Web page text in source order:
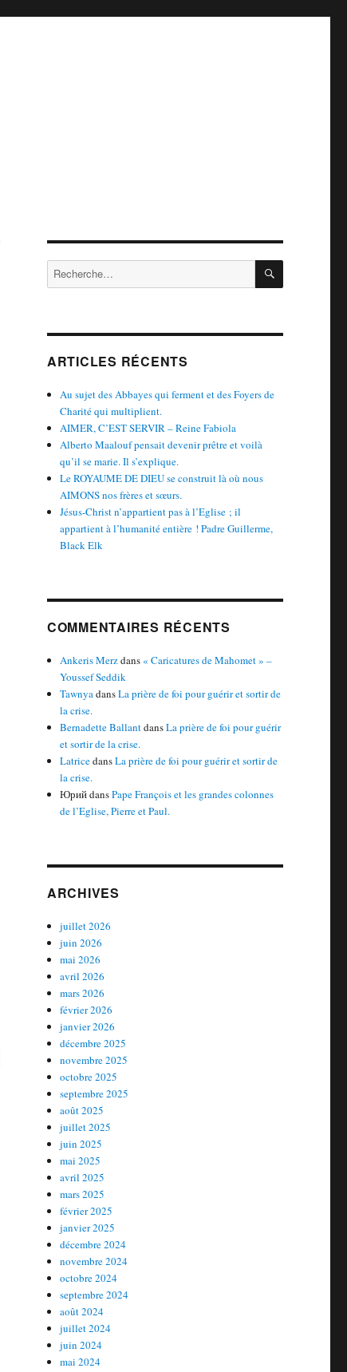
Recherche
pour
ARTICLES RÉCENTS
Au sujet des Abbayes qui ferment et des Foyers de
Charité qui multiplient.
AIMER, C’EST SERVIR – Reine Fabiola
Alberto Maalouf pensait devenir prêtre et voilà
qu’il se marie. Il s’explique.
Le ROYAUME DE DIEU se construit là où nous
AIMONS nos frères et sœurs.
Jésus-Christ n’appartient pas à l’Eglise ; il
appartient à l’humanité entière ! Padre Guillerme,
Black Elk
COMMENTAIRES RÉCENTS
Ankeris Merzdans « Caricatures de Mahomet » –
Youssef Seddik
TawnyadansLa prière de foi pour guérir et sortir de
la crise.
Bernadette BallantdansLa prière de foi pour guérir
et sortir de la crise.
LatricedansLa prière de foi pour guérir et sortir de
la crise.
ЮрийdansPape François et les grandes colonnes
de l’Eglise, Pierre et Paul.
ARCHIVES
juillet 2026
juin 2026
mai 2026
avril 2026
mars 2026
février 2026
janvier 2026
décembre 2025
novembre 2025
octobre 2025
septembre 2025
août 2025
juillet 2025
juin 2025
mai 2025
avril 2025
mars 2025
février 2025
janvier 2025
décembre 2024
novembre 2024
octobre 2024
septembre 2024
août 2024
juillet 2024
juin 2024
mai 2024